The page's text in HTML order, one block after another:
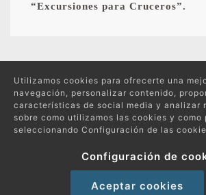
“Excursiones para Cruceros”.
Protección de datos
Política de compras y
Política de Cookies
Utilizamos cookies para ofrecerte una
navegación, personalizar contenido,
características de social media y analizar
sobre como utilizamos las cookies y como
seleccionando Configuración de las
Configuración de
Aceptar cookies